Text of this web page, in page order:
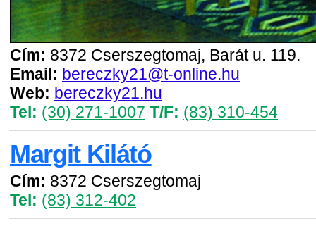
Cím: 8372 Cserszegtomaj, Barát u. 119.
Email: bereczky21@t-online.hu
Web: bereczky21.hu
Tel: (30) 271-1007 T/F: (83) 310-454
Margit Kilátó
Cím: 8372 Cserszegtomaj
Tel: (83) 312-402